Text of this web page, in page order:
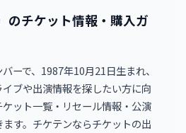
のチケット情報・購入ガ
ーで、1987年10月21日生まれ、
ブや出演情報を探したい方に向
ット一覧・リセール情報・公演
す。チケテンならチケットの出